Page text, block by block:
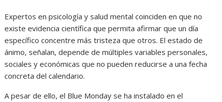
Expertos en psicología y salud mental coinciden en que no
existe evidencia científica que permita afirmar que un día
específico concentre más tristeza que otros. El estado de
ánimo, señalan, depende de múltiples variables personales,
sociales y económicas que no pueden reducirse a una fecha
concreta del calendario.
A pesar de ello, el Blue Monday se ha instalado en el